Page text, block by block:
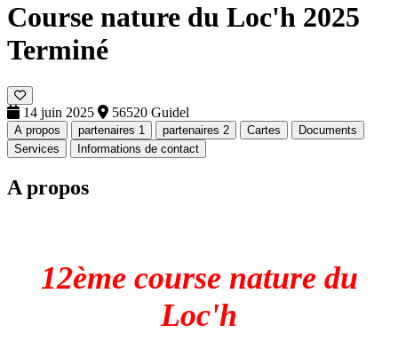
Course nature du Loc'h 2025
Terminé
14 juin 2025 56520 Guidel
A propos partenaires 1 partenaires 2 Cartes
Documents
Services
Informations de contact
A propos
12ème course nature du
Loc'h